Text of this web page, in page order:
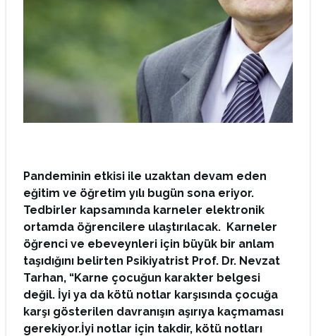
Pandeminin etkisi ile uzaktan devam eden
eğitim ve öğretim yılı bugün sona eriyor.
Tedbirler kapsamında karneler elektronik
ortamda öğrencilere ulaştırılacak. Karneler
öğrenci ve ebeveynleri için büyük bir anlam
taşıdığını belirten Psikiyatrist Prof. Dr. Nevzat
Tarhan, “Karne çocuğun karakter belgesi
değil. İyi ya da kötü notlar karşısında çocuğa
karşı gösterilen davranışın aşırıya kaçmaması
gerekiyor.İyi notlar için takdir, kötü notları